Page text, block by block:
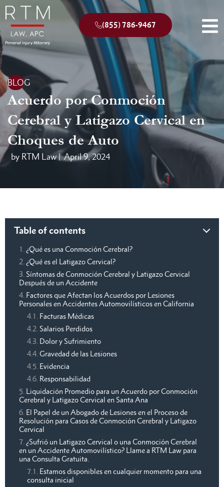
(855) 786-9467
BLOG
Acuerdo por Conmoción
Cerebral y Latigazo Cervical en
Choques de Auto
by RTM Law | April 9, 2024
Table of contents
¿Qué es una Conmoción Cerebral?
¿Qué es el Latigazo Cervical?
Síntomas de Conmoción Cerebral y Latigazo Cervical
Después de un Accidente
Factores que Afectan los Acuerdos por Lesiones
Personales en Accidentes Automovilísticos en California
Facturas Médicas
Salarios Perdidos
Dolor y Sufrimiento
Gravedad de las Lesiones
Evidencia
Responsabilidad
Liquidación Promedio para un Acuerdo por Conmoción
Cerebral y Latigazo Cervical en Santa Ana
El Papel de un Abogado de Lesiones en el Proceso de
Resolución para Casos de Conmoción Cerebral y Latigazo
Cervical
¿Sufrió un Latigazo Cervical o una Conmoción Cerebral
en un Accidente Automovilístico? Llame a RTM Law para
una Consulta Gratuita.
Estamos disponibles en cualquier momento para una
consulta inicial